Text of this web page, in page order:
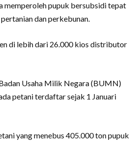
memperoleh pupuk bersubsidi tepat
dan perkebunan.
di lebih dari 26.000 kios distributor
Usaha Milik Negara (BUMN)
petani terdaftar sejak 1 Januari
yang menebus 405.000 ton pupuk